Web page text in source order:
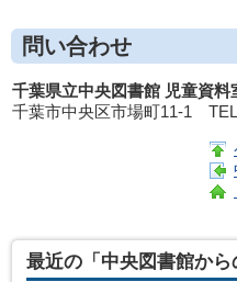
問い合わせ
千葉県立中央図書館 児童資料
千葉市中央区市場町11-1 TEL
最近の「中央図書館から